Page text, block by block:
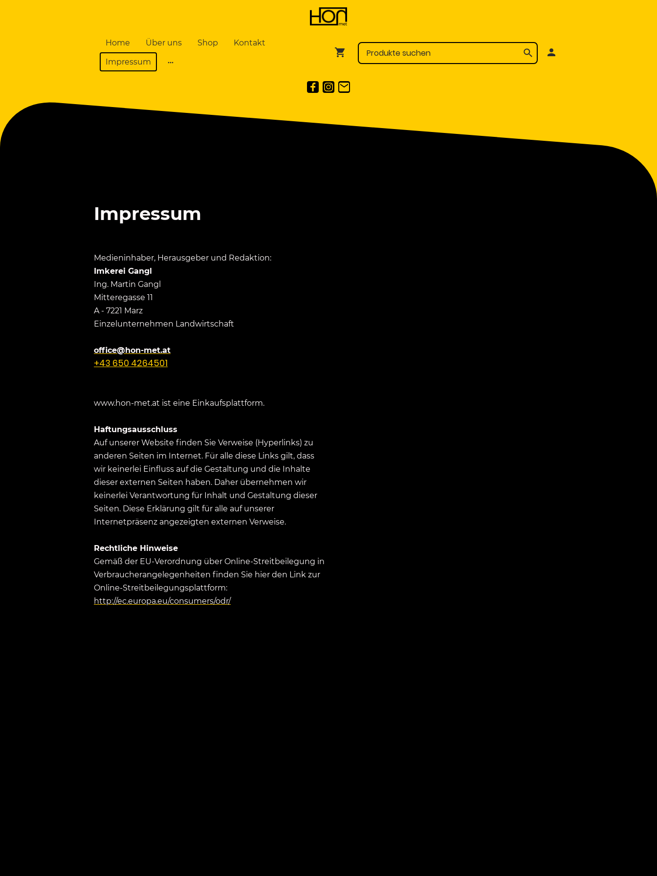
Home Über uns Shop Kontakt
Impressum
Medieninhaber, Herausgeber und Redaktion:
Imkerei Gangl
Ing. Martin Gangl
Mitteregasse 11
A - 7221 Marz
Einzelunternehmen Landwirtschaft
office@hon-met.at
+43 650 4264501
www.hon-met.at ist eine Einkaufsplattform.
Haftungsausschluss
Auf unserer Website finden Sie Verweise (Hyperlinks) zu
anderen Seiten im Internet. Für alle diese Links gilt, dass
wir keinerlei Einfluss auf die Gestaltung und die Inhalte
dieser externen Seiten haben. Daher übernehmen wir
keinerlei Verantwortung für Inhalt und Gestaltung dieser
Seiten. Diese Erklärung gilt für alle auf unserer
Internetpräsenz angezeigten externen Verweise.
Rechtliche Hinweise
Gemäß der EU-Verordnung über Online-Streitbeilegung in
Verbraucherangelegenheiten finden Sie hier den Link zur
Online-Streitbeilegungsplattform:
http://ec.europa.eu/consumers/odr/
Impressum